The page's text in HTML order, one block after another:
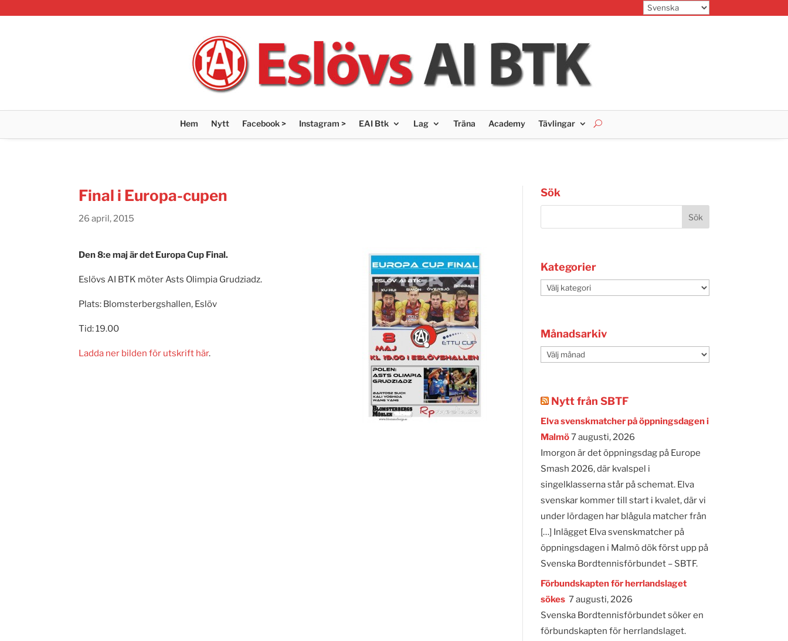
Hem Nytt Facebook > Instagram > EAI Btk Lag Träna Academy Tävlingar
Final i Europa-cupen
26 april, 2015
Den 8:e maj är det Europa Cup Final.
Eslövs AI BTK möter Asts Olimpia Grudziadz.
Plats: Blomsterbergshallen, Eslöv
Tid: 19.00
Ladda ner bilden för utskrift här.
Sök
Kategorier
Kategorier
Månadsarkiv
Månadsarkiv
Nytt från SBTF
Elva svenskmatcher på öppningsdagen i
Malmö7 augusti, 2026
Imorgon är det öppningsdag på Europe
Smash 2026, där kvalspel i
singelklasserna står på schemat. Elva
svenskar kommer till start i kvalet, där vi
under lördagen har blågula matcher från
[…] Inlägget Elva svenskmatcher på
öppningsdagen i Malmö dök först upp på
Svenska Bordtennisförbundet – SBTF.
Förbundskapten för herrlandslaget
sökes 7 augusti, 2026
Svenska Bordtennisförbundet söker en
förbundskapten för herrlandslaget.